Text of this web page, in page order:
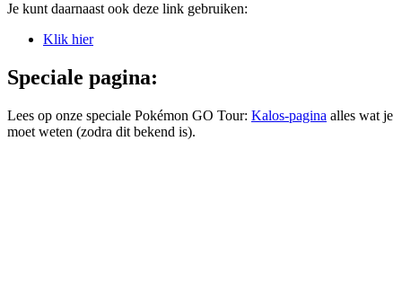
Je kunt daarnaast ook deze link gebruiken:
Klik hier
Speciale pagina:
Lees op onze speciale Pokémon GO Tour: Kalos-pagina alles wat je
moet weten (zodra dit bekend is).